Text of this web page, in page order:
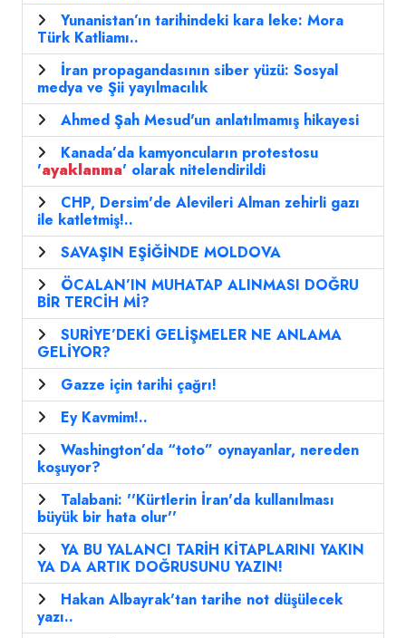
Yunanistan’ın tarihindeki kara leke: Mora
Türk Katliamı..
İran propagandasının siber yüzü: Sosyal
medya ve Şii yayılmacılık
Ahmed Şah Mesud'un anlatılmamış hikayesi
Kanada’da kamyoncuların protestosu
'ayaklanma' olarak nitelendirildi
CHP, Dersim'de Alevileri Alman zehirli gazı
ile katletmiş!..
SAVAŞIN EŞİĞİNDE MOLDOVA
ÖCALAN’IN MUHATAP ALINMASI DOĞRU
BİR TERCİH Mİ?
SURİYE’DEKİ GELİŞMELER NE ANLAMA
GELİYOR?
Gazze için tarihi çağrı!
Ey Kavmim!..
Washington’da “toto” oynayanlar, nereden
koşuyor?
Talabani: ''Kürtlerin İran'da kullanılması
büyük bir hata olur''
YA BU YALANCI TARİH KİTAPLARINI YAKIN
YA DA ARTIK DOĞRUSUNU YAZIN!
Hakan Albayrak'tan tarihe not düşülecek
yazı..